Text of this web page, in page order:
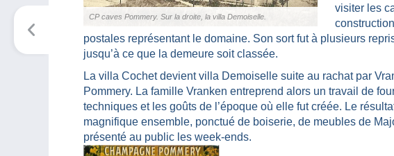
CP caves Pommery. Sur la droite, la villa Demoiselle.
visiter les
postales représentant le domaine. Son sort fut à plusieurs
jusqu’à ce que la demeure soit classée.
La villa Cochet devient villa Demoiselle suite au rachat par
Pommery. La famille Vranken entreprend alors un travail de
techniques et les goûts de l’époque où elle fut créée. Le
magnifique ensemble, ponctué de boiserie, de meubles de
présenté au public les week-ends.